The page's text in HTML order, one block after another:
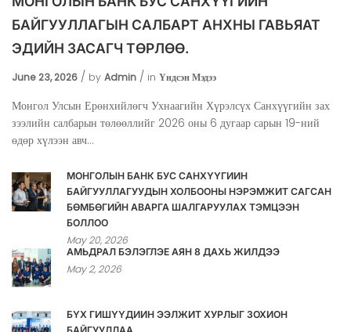
БАЙГУУЛЛАГЫН САЛБАРТ АНХНЫ ГАВЬЯАТ
ЭДИЙН ЗАСАГЧ ТӨРЛӨӨ.
June 23, 2026 by Admin in Үндсэн Мэдээ
Монгол Улсын Ерөнхийлөгч Ухнаагийн Хүрэлсүх Санхүүгийн зах
зээлийн салбарын төлөөллийг 2026 оны 6 дугаар сарын 19-ний
өдөр хүлээн авч...
МОНГОЛЫН БАНК БУС САНХҮҮГИЙН
БАЙГУУЛЛАГУУДЫН ХОЛБООНЫ НЭРЭМЖИТ САГСАН
БӨМБӨГИЙН АВАРГА ШАЛГАРУУЛАХ ТЭМЦЭЭН
БОЛЛОО
May 20, 2026
АМЬДРАЛ БЭЛЭГЛЭЕ АЯН 8 ДАХЬ ЖИЛДЭЭ
May 2, 2026
БҮХ ГИШҮҮДИЙН ЭЭЛЖИТ ХУРЛЫГ ЗОХИОН